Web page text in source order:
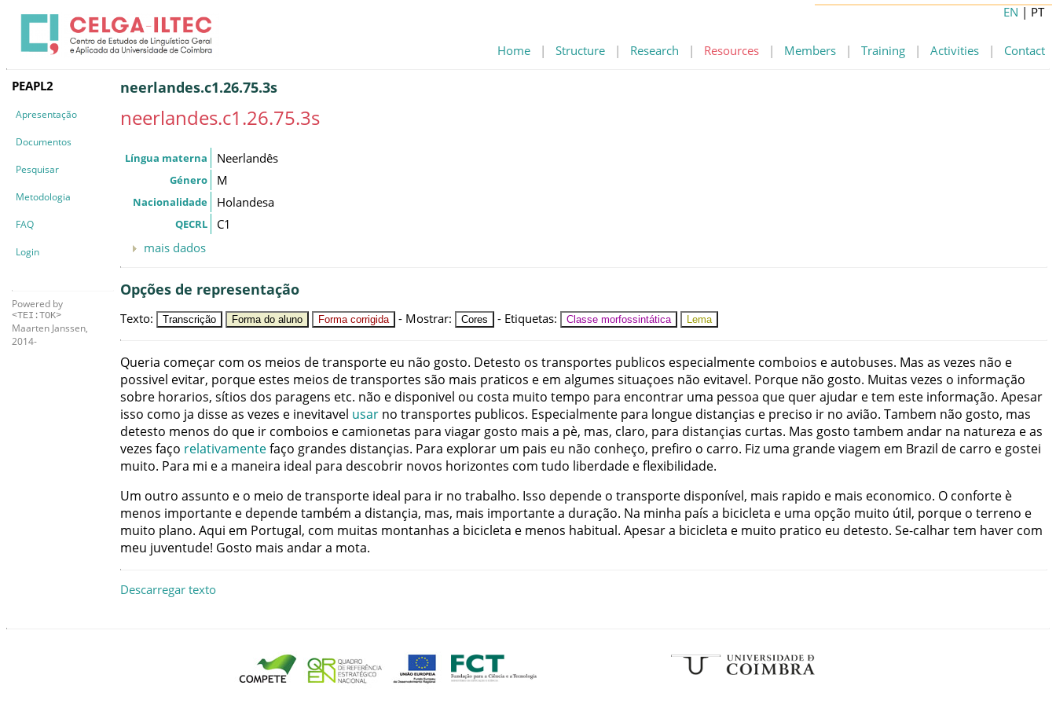
Home | Structure | Research | Resources | Members | Training | Activities | Contact
EN | PT
PEAPL2
Apresentação
Documentos
Pesquisar
Metodologia
FAQ
Login
Powered by
<TEI:TOK>
Maarten Janssen,
2014-
neerlandes.c1.26.75.3s
neerlandes.c1.26.75.3s
Língua materna Neerlandês
Género M
Nacionalidade Holandesa
QECRL
C1
mais dados
Opções de representação
Texto: Transcrição Forma do aluno Forma corrigida - Mostrar: Cores - Etiquetas: Classe morfossintática Lema
Queria começar com os meios detransporte eu não gosto. Detesto os transportes publicos especialmente comboios eautobuses. Mas as vezes não e
possivel evitar, porque estes meios detransportes são mais praticos e em algumes situaçoes não evitavel. Porque não gosto. Muitas vezes o informação
sobre horarios, sítios dos paragens etc. não e disponivel ou costa muito tempo para encontrar uma pessoa que querajudar etem este informação. Apesar
isso como ja disseas vezes e inevitavel usar no transportes publicos. Especialmente para longue distançias e preciso ir no avião. Tambem não gosto, mas
detesto menos do que ir comboios e camionetas para viagar gosto mais a pè, mas, claro, para distançias curtas. Mas gosto tambem andar na natureza eas
vezes faço relativamentefaço grandes distançias. Para explorar um pais eu não conheço, prefiro o carro. Fiz uma grandeviagem em Brazil de carro e gostei
muito. Para mi ea maneira ideal para descobrir novos horizontes com tudo liberdade eflexibilidade.
Um outro assunto e o meio detransporte ideal para ir no trabalho. Isso depende o transporte disponível, mais rapido e mais economico. O conforte è
menos importante e dependetambém a distançia, mas, mais importantea duração. Na minha país a bicicleta e uma opção muito útil, porque o terreno e
muito plano. Aqui em Portugal, com muitas montanhas a bicicleta e menos habitual. Apesara bicicleta e muito pratico eu detesto. Se-calhartem haver com
meu juventude! Gosto mais andara mota.
Descarregar texto